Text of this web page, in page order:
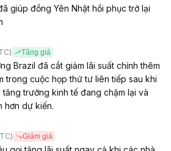
giúp đồng Yên Nhật hồi phục trở lại
Tăng giá
Brazil đã cắt giảm lãi suất chính thêm
trong cuộc họp thứ tư liên tiếp sau khi
trưởng kinh tế đang chậm lại và
hơn dự kiến.
Giảm giá